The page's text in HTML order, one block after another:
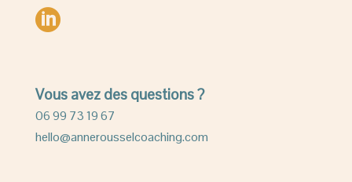

Vous avez des questions ?
06 99 73 19 67
hello@annerousselcoaching.com